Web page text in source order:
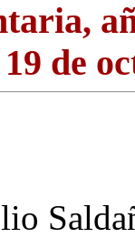
19 de